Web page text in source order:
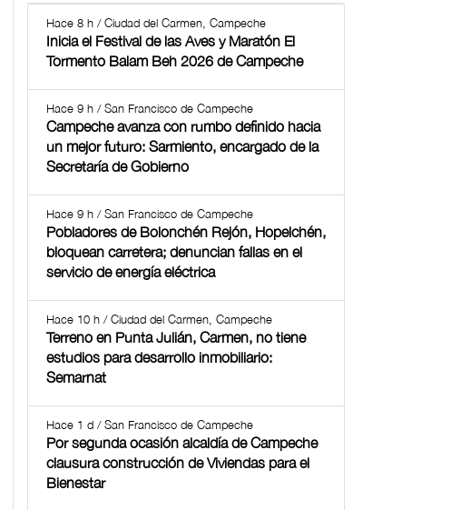
Hace 8 h / Ciudad del Carmen, Campeche
Inicia el Festival de las Aves y Maratón El
Tormento Balam Beh 2026 de Campeche
Hace 9 h / San Francisco de Campeche
Campeche avanza con rumbo definido hacia
un mejor futuro: Sarmiento, encargado de la
Secretaría de Gobierno
Hace 9 h / San Francisco de Campeche
Pobladores de Bolonchén Rejón, Hopelchén,
bloquean carretera; denuncian fallas en el
servicio de energía eléctrica
Hace 10 h / Ciudad del Carmen, Campeche
Terreno en Punta Julián, Carmen, no tiene
estudios para desarrollo inmobiliario:
Semarnat
Hace 1 d / San Francisco de Campeche
Por segunda ocasión alcaldía de Campeche
clausura construcción de Viviendas para el
Bienestar